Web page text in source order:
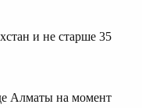
и не старше 35
Алматы на момент